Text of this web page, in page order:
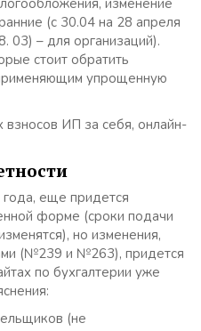
изменение
(с 30.04 на 28 апреля
03) – для организаций).
стоит обратить
упрощенную
взносов ИП за себя, онлайн-
еще придется
форме (сроки подачи
но изменения,
(№239 и №263), придется
по бухгалтерии уже
(не